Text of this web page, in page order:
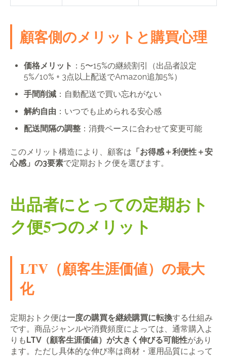
顧客側のメリットと購買心理
価格メリット ：5〜15%の継続割引（出品者設定
5%/10% + 3点以上配送でAmazon追加5%）
手間削減 ：自動配送で買い忘れがない
解約自由 ：いつでも止められる安心感
配送間隔の調整 ：消費ペースに合わせて変更可能
このメリット構造により、顧客は 「お得感＋利便性＋安
心感」の3要素で定期おトク便を選びます。
出品者にとっての定期おト
ク便5つのメリット
LTV（顧客生涯価値）の最大
化
定期おトク便は一度の購買を継続購買に転換する仕組み
です。商品ジャンルや消費頻度によっては、通常購入よ
りもLTV（顧客生涯価値）が大きく伸びる可能性があり
ます。ただし具体的な伸び率は商材・運用品質によって